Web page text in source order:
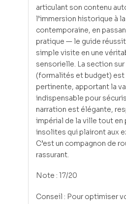
articulant son contenu
l’immersion historique à
contemporaine, en
pratique — le guide
simple visite en une
sensorielle. La section
(formalités et budget)
pertinente, apportant la
indispensable pour
narration est élégante,
impérial de la ville tout
insolites qui plairont aux
C’est un compagnon de
rassurant.
Note : 17/20
Conseil : Pour optimiser